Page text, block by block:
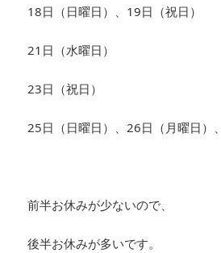
18日（日曜日）、19日（祝日）
21日（水曜日）
23日（祝日）
25日（日曜日）、26日（月曜日）
前半お休みが少ないので、
後半お休みが多いです。